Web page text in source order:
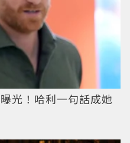
光！哈利一句話成她